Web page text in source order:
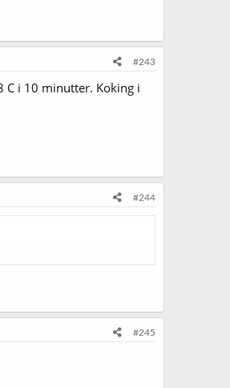
#243
C i 10 minutter. Koking i
#244
#245